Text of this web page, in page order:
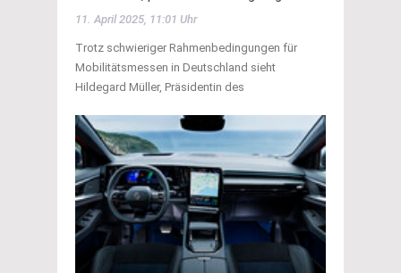
11. April 2025, 11:01 Uhr
Trotz schwieriger Rahmenbedingungen für
Mobilitätsmessen in Deutschland sieht
Hildegard Müller, Präsidentin des